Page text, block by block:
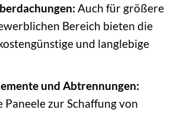
Auch für größere
Bereich bieten die
und langlebige
und Abtrennungen:
Paneele zur Schaffung von